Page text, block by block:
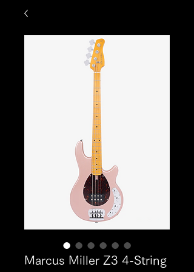
Marcus Miller Z3 4-String